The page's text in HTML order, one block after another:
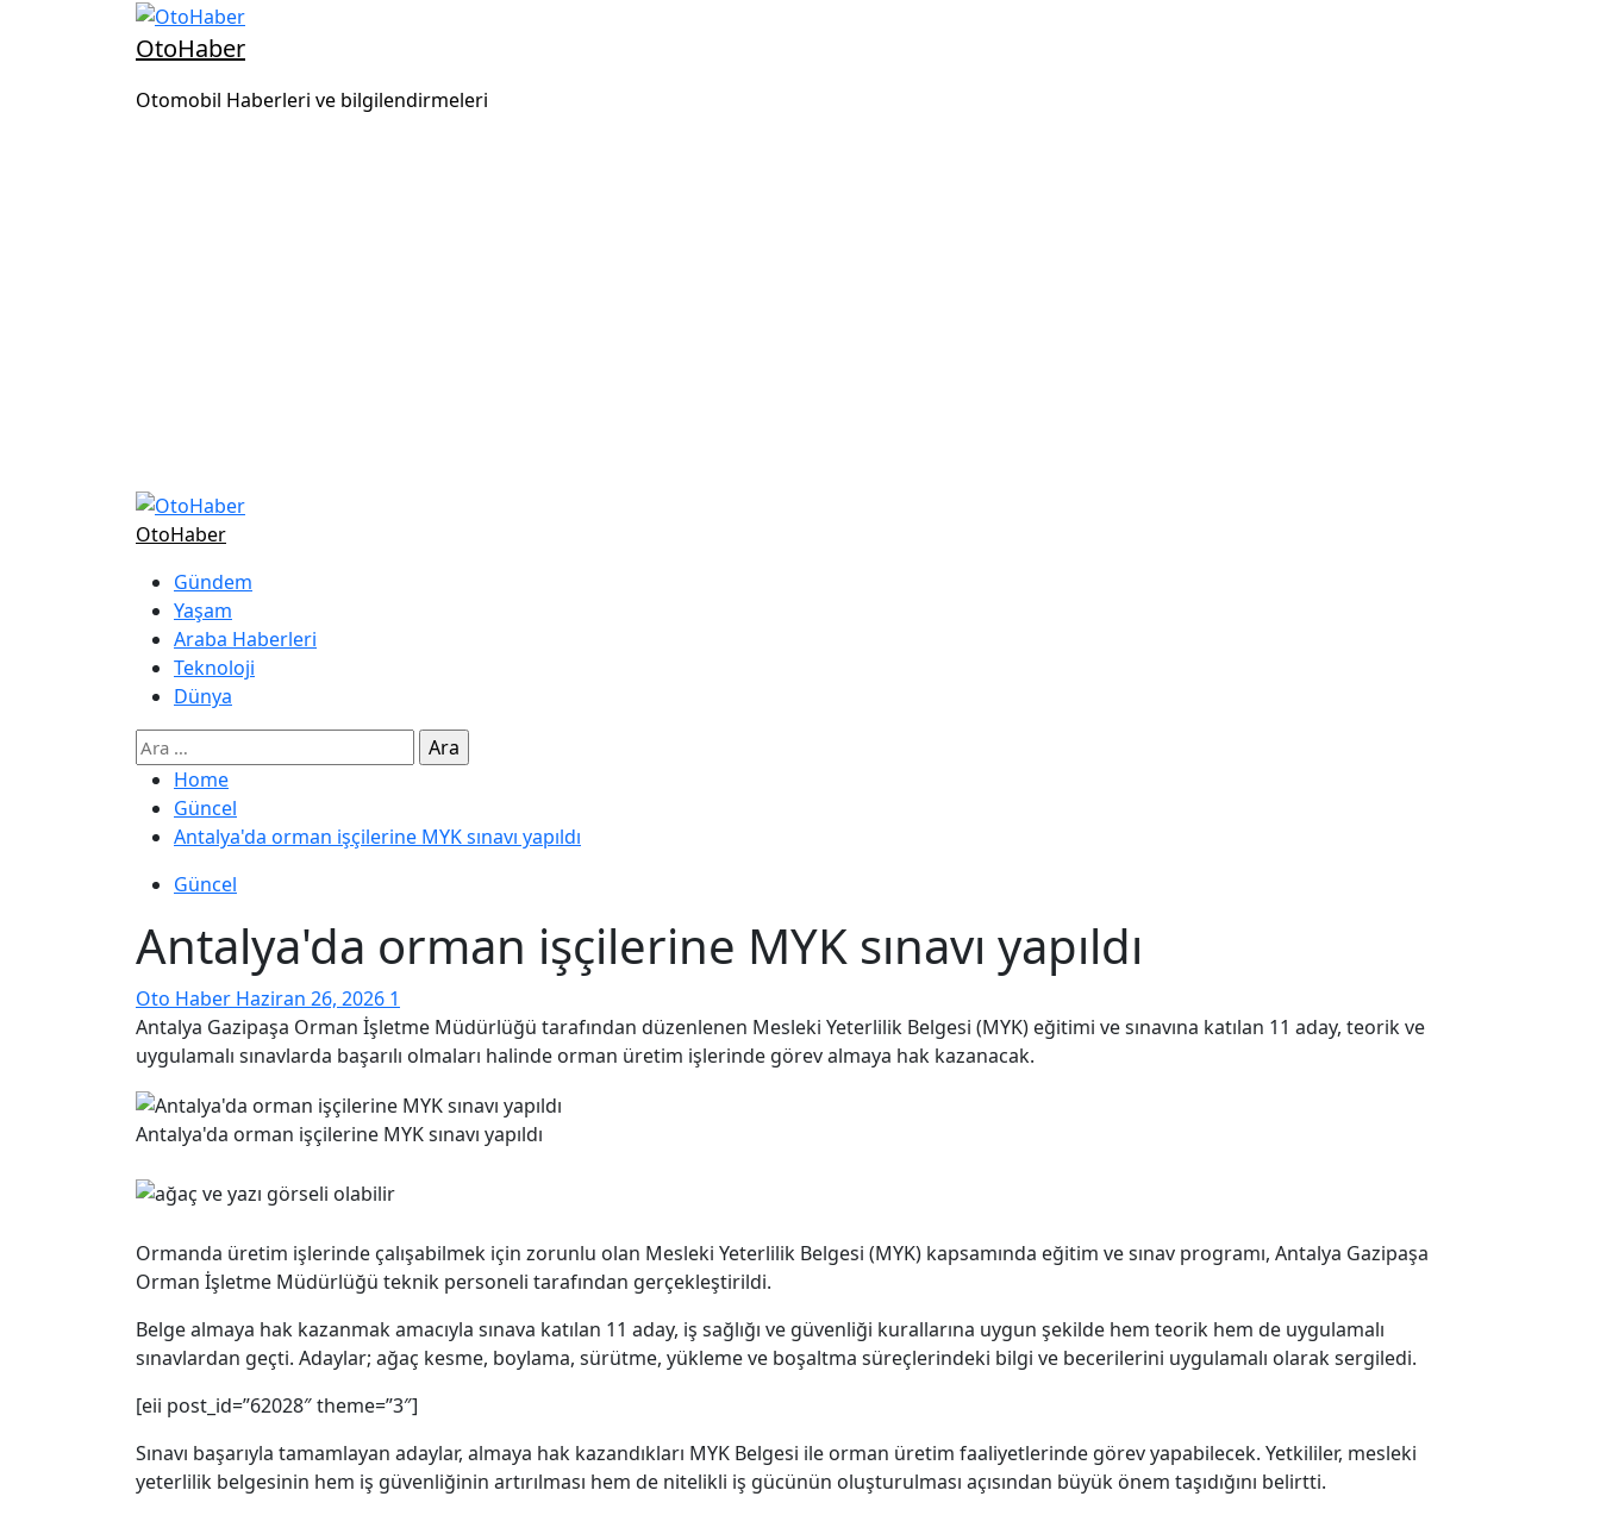
OtoHaber
Otomobil Haberleri ve bilgilendirmeleri
OtoHaber
Gündem
Yaşam
Araba Haberleri
Teknoloji
Dünya
Home
Güncel
Antalya'da orman işçilerine MYK sınavı yapıldı
Güncel
Antalya'da orman işçilerine MYK sınavı yapıldı
Oto Haber Haziran 26, 2026 1
Antalya Gazipaşa Orman İşletme Müdürlüğü tarafından düzenlenen Mesleki Yeterlilik Belgesi (MYK) eğitimi ve sınavına katılan 11 aday, teorik ve
uygulamalı sınavlarda başarılı olmaları halinde orman üretim işlerinde görev almaya hak kazanacak.
Antalya'da orman işçilerine MYK sınavı yapıldı
Ormanda üretim işlerinde çalışabilmek için zorunlu olan Mesleki Yeterlilik Belgesi (MYK) kapsamında eğitim ve sınav programı, Antalya Gazipaşa
Orman İşletme Müdürlüğü teknik personeli tarafından gerçekleştirildi.
Belge almaya hak kazanmak amacıyla sınava katılan 11 aday, iş sağlığı ve güvenliği kurallarına uygun şekilde hem teorik hem de uygulamalı
sınavlardan geçti. Adaylar; ağaç kesme, boylama, sürütme, yükleme ve boşaltma süreçlerindeki bilgi ve becerilerini uygulamalı olarak sergiledi.
[eii post_id=”62028″ theme=”3″]
Sınavı başarıyla tamamlayan adaylar, almaya hak kazandıkları MYK Belgesi ile orman üretim faaliyetlerinde görev yapabilecek. Yetkililer, mesleki
yeterlilik belgesinin hem iş güvenliğinin artırılması hem de nitelikli iş gücünün oluşturulması açısından büyük önem taşıdığını belirtti.